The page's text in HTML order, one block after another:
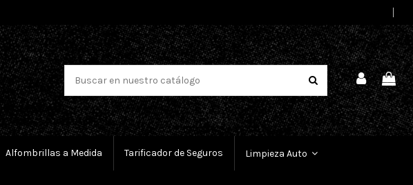
Alfombrillas a Medida Tarificador de Seguros Limpieza Auto